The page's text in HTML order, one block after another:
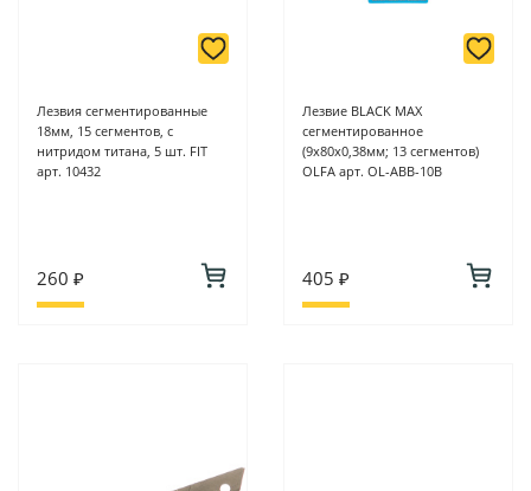
Лезвия сегментированные
18мм, 15 сегментов, с
нитридом титана, 5 шт. FIT
арт. 10432
260 ₽
Лезвие BLACK MAX
сегментированное
(9х80х0,38мм; 13 сегментов)
OLFA арт. OL-ABB-10B
405 ₽